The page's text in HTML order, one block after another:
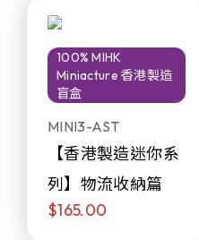
100% MIHK
Miniacture 香港製造
盲盒
MINI3-AST
【香港製造迷你系
列】物流收納篇
$165.00